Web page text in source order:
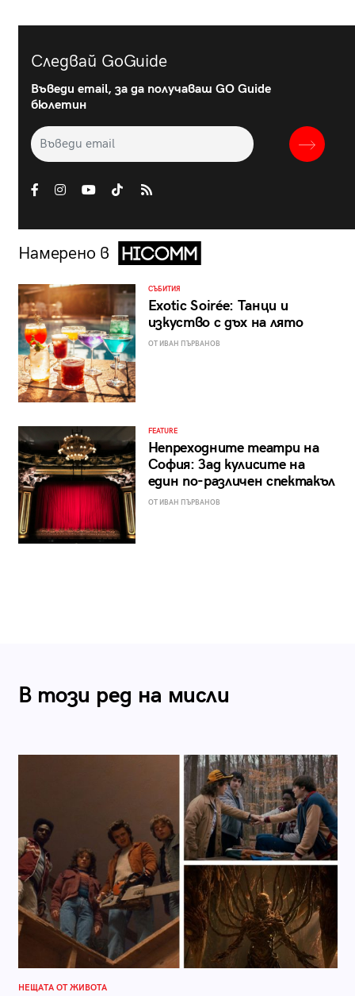
Следвай GoGuide
Въведи email, за да получаваш GO Guide
бюлетин
Намерено в
СЪБИТИЯ
Exotic Soirée: Танци и
изкуство с дъх на лято
ОТ ИВАН ПЪРВАНОВ
FEATURE
Непреходните театри на
София: Зад кулисите на
един по-различен спектакъл
ОТ ИВАН ПЪРВАНОВ
В този ред на мисли
НЕЩАТА ОТ ЖИВОТА